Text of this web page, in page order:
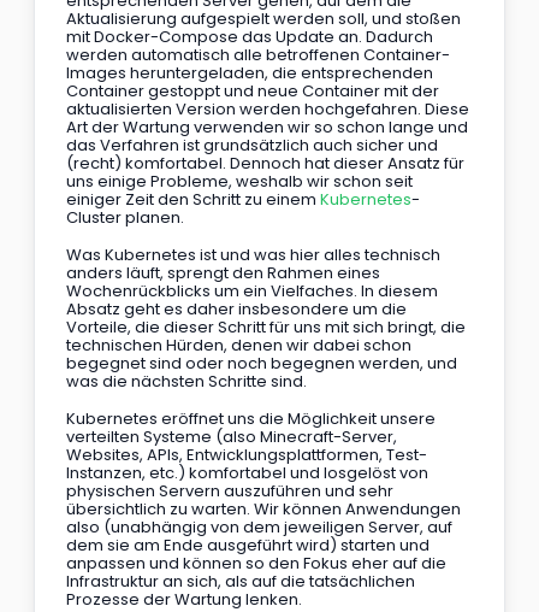
Aktualisierung aufgespielt werden soll, und stoßen
mit Docker-Compose das Update an. Dadurch
werden automatisch alle betroffenen Container-
Images heruntergeladen, die entsprechenden
Container gestoppt und neue Container mit der
aktualisierten Version werden hochgefahren. Diese
Art der Wartung verwenden wir so schon lange und
das Verfahren ist grundsätzlich auch sicher und
(recht) komfortabel. Dennoch hat dieser Ansatz für
uns einige Probleme, weshalb wir schon seit
einiger Zeit den Schritt zu einem Kubernetes-
Cluster planen.
Was Kubernetes ist und was hier alles technisch
anders läuft, sprengt den Rahmen eines
Wochenrückblicks um ein Vielfaches. In diesem
Absatz geht es daher insbesondere um die
Vorteile, die dieser Schritt für uns mit sich bringt, die
technischen Hürden, denen wir dabei schon
begegnet sind oder noch begegnen werden, und
was die nächsten Schritte sind.
Kubernetes eröffnet uns die Möglichkeit unsere
verteilten Systeme (also Minecraft-Server,
Websites, APIs, Entwicklungsplattformen, Test-
Instanzen, etc.) komfortabel und losgelöst von
physischen Servern auszuführen und sehr
übersichtlich zu warten. Wir können Anwendungen
also (unabhängig von dem jeweiligen Server, auf
dem sie am Ende ausgeführt wird) starten und
anpassen und können so den Fokus eher auf die
Infrastruktur an sich, als auf die tatsächlichen
Prozesse der Wartung lenken.